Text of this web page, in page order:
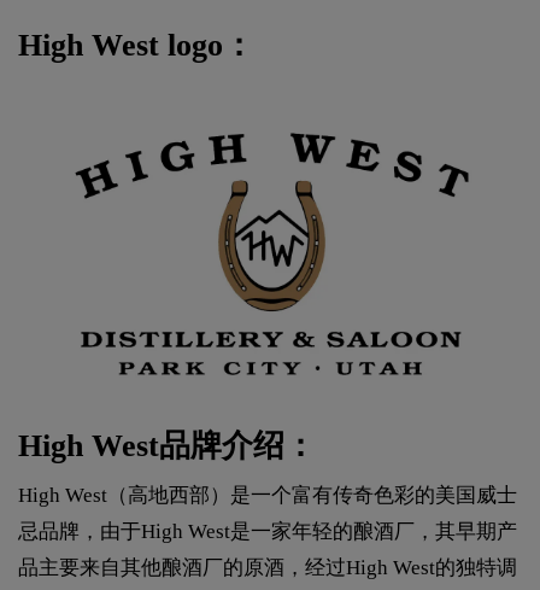
High West logo：
High West品牌介绍：
High West（高地西部）是一个富有传奇色彩的美国威士
忌品牌，由于High West是一家年轻的酿酒厂，其早期产
品主要来自其他酿酒厂的原酒，经过High West的独特调